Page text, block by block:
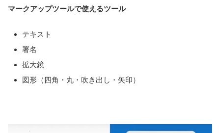
マークアップツールで使えるツール
テキスト
署名
拡大鏡
図形（四角・丸・吹き出し・矢印）